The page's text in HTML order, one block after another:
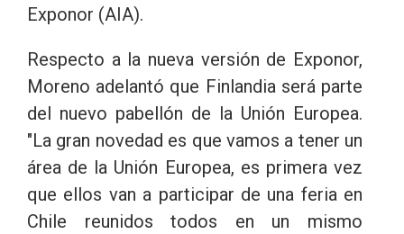
Exponor (AIA).
Respecto a la nueva versión de Exponor,
Moreno adelantó que Finlandia será parte
del nuevo pabellón de la Unión Europea.
"La gran novedad es que vamos a tener un
área de la Unión Europea, es primera vez
que ellos van a participar de una feria en
Chile reunidos todos en un mismo